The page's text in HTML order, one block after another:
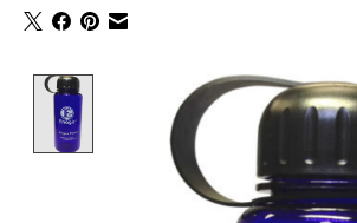
Product image slideshow